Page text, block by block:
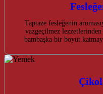
Taptaze fesleğenin
vazgeçilmez lezzetlerinden
bambaşka bir boyut